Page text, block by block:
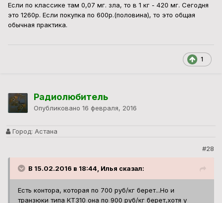
Если по классике там 0,07 мг. зла, то в 1 кг - 420 мг. Сегодня
это 1260р. Если покупка по 600р.(половина), то это общая
обычная практика.
1
Радиолюбитель
Опубликовано 16 февраля, 2016
Город: Астана
#28
В 15.02.2016 в 18:44, Илья сказал:
Есть контора, которая по 700 руб/кг берет...Но и
транзюки типа КТ310 она по 900 руб/кг берет,хотя у